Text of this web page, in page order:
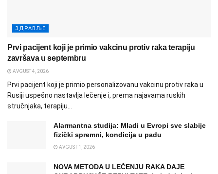
ЗДРАВЉЕ
Prvi pacijent koji je primio vakcinu protiv raka terapiju
završava u septembru
AVGUST 4, 2026
Prvi pacijent koji je primio personalizovanu vakcinu protiv raka u
Rusiji uspešno nastavlja lečenje i, prema najavama ruskih
stručnjaka, terapiju...
Alarmantna studija: Mladi u Evropi sve slabije
fizički spremni, kondicija u padu
AVGUST 1, 2026
NOVA METODA U LEČENJU RAKA DAJE